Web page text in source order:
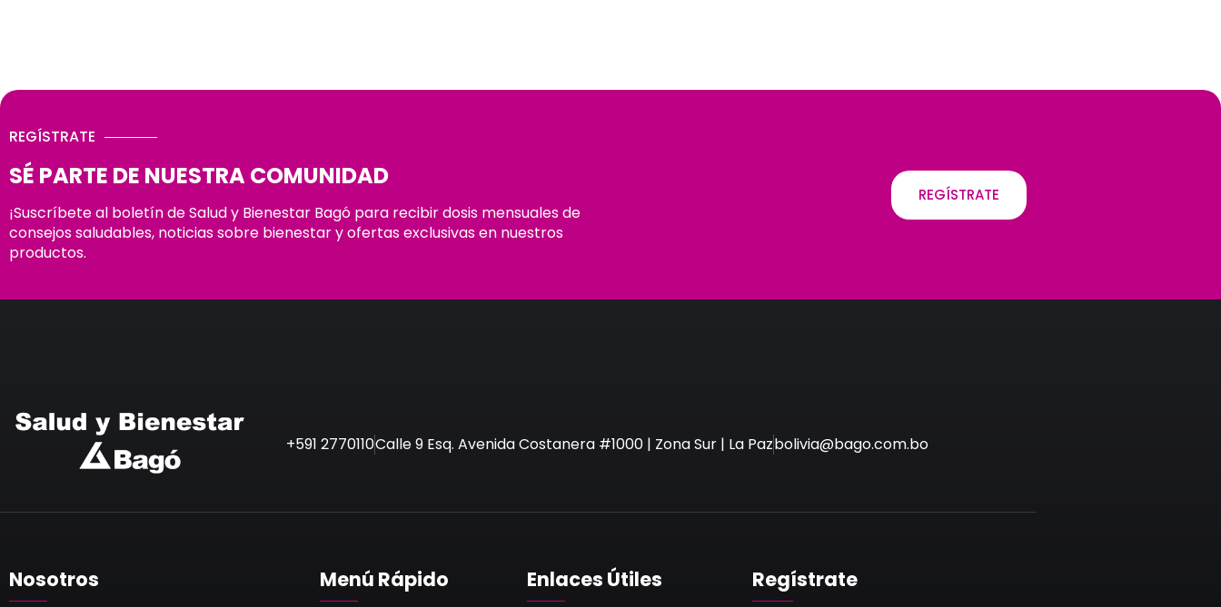
REGÍSTRATE
SÉ PARTE DE NUESTRA COMUNIDAD
¡Suscríbete al boletín de Salud y Bienestar Bagó para recibir dosis mensuales de
consejos saludables, noticias sobre bienestar y ofertas exclusivas en nuestros
productos.
REGÍSTRATE
+591 2770110Calle 9 Esq. Avenida Costanera #1000 | Zona Sur | La Pazbolivia@bago.com.bo
Nosotros Menú Rápido Enlaces Útiles Regístrate